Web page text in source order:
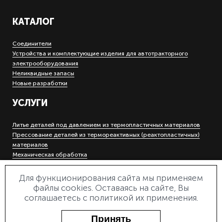
КАТАЛОГ
Соединители
Устройства и комплектующие изделия для автотракторного
электрооборудования
Неликвидные запасы
Новые разработки
УСЛУГИ
Литье деталей под давлением из термопластичных материалов
Прессование деталей из термореактивных (реактопластичных)
материалов
Механическая обработка
Холодная штамповка деталей на кривошипных прессах
Гальваническое покрытие металлов
Инструментальное производство
Электроэрозионная прошивная и вырезная обработка
Для функционирования сайта мы применяем
файлы cookies. Оставаясь на сайте, Вы
соглашаетесь с политикой их применения.
Принять